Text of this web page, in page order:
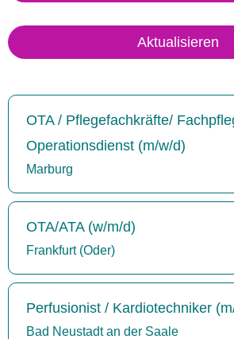
Aktualisieren
OTA / Pflegefachkräfte/
Operationsdienst (m/w/d)
Marburg
OTA/ATA (w/m/d)
Frankfurt (Oder)
Perfusionist / Kardiotechniker
Bad Neustadt an der Saale